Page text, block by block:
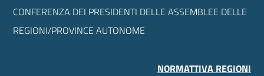
CONFERENZA DEI PRESIDENTI DELLE ASSEMBLEE DELLE
REGIONI/PROVINCE AUTONOME
NORMATTIVA REGIONI